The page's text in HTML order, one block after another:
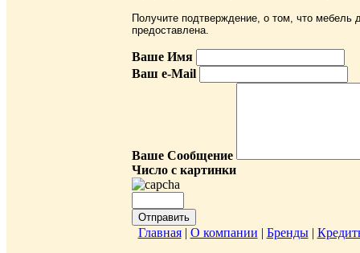
Получите подтверждение, о том, что мебель
предоставлена.
Ваше Имя
Ваш e-Mail
Ваше Сообщение
Число с картинки
Главная | О компании | Бренды |